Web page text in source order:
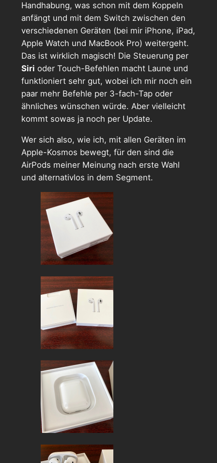
Handhabung, was schon mit dem Koppeln
anfängt und mit dem Switch zwischen den
verschiedenen Geräten (bei mir iPhone, iPad,
Apple Watch und MacBook Pro) weitergeht.
Das ist wirklich magisch! Die Steuerung per
Siri oder Touch-Befehlen macht Laune und
funktioniert sehr gut, wobei ich mir noch ein
paar mehr Befehle per 3-fach-Tap oder
ähnliches wünschen würde. Aber vielleicht
kommt sowas ja noch per Update.
Wer sich also, wie ich, mit allen Geräten im
Apple-Kosmos bewegt, für den sind die
AirPods meiner Meinung nach erste Wahl
und alternativlos in dem Segment.